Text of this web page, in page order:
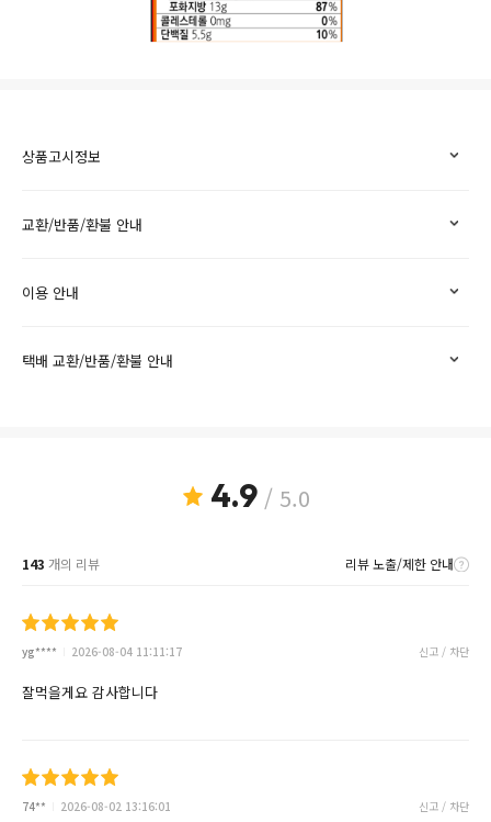
상품고시정보
교환/반품/환불 안내
이용 안내
택배 교환/반품/환불 안내
4.9/ 5.0
143 개의 리뷰 리뷰 노출/제한 안내
yg**** 2026-08-04 11:11:17 신고 / 차단
잘먹을게요 감사합니다
74** 2026-08-02 13:16:01 신고 / 차단